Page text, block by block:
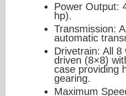
Power Output:
hp).
Transmission:
automatic
Drivetrain: All 8
driven (8×8)
case providing
gearing.
Maximum